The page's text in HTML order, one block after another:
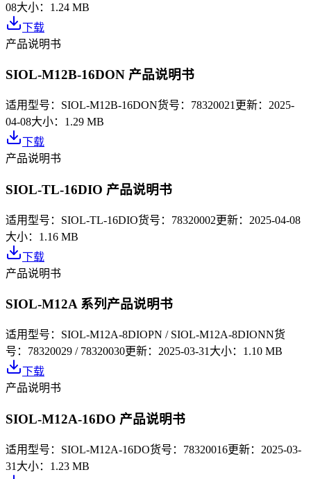
08大小： 1.24 MB
下载
产品说明书
SIOL-M12B-16DON 产品说明书
适用型号： SIOL-M12B-16DON货号： 78320021 更新： 2025-
04-08大小： 1.29 MB
下载
产品说明书
SIOL-TL-16DIO 产品说明书
适用型号： SIOL-TL-16DIO货号： 78320002更新： 2025-04-08
大小： 1.16 MB
下载
产品说明书
SIOL-M12A 系列产品说明书
适用型号： SIOL-M12A-8DIOPN / SIOL-M12A-8DIONN货
号： 78320029 / 78320030更新： 2025-03-31 大小： 1.10 MB
下载
产品说明书
SIOL-M12A-16DO 产品说明书
适用型号： SIOL-M12A-16DO货号： 78320016更新： 2025-03-
31 大小： 1.23 MB